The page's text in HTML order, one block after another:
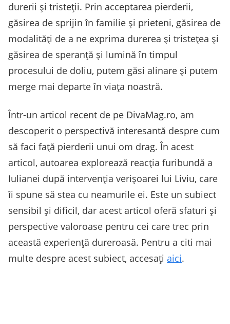
durerii și tristeții. Prin acceptarea pierderii,
găsirea de sprijin în familie și prieteni, găsirea de
modalități de a ne exprima durerea și tristețea și
găsirea de speranță și lumină în timpul
procesului de doliu, putem găsi alinare și putem
merge mai departe în viața noastră.
Într-un articol recent de pe DivaMag.ro, am
descoperit o perspectivă interesantă despre cum
să faci față pierderii unui om drag. În acest
articol, autoarea explorează reacția furibundă a
Iulianei după intervenția verișoarei lui Liviu, care
îi spune să stea cu neamurile ei. Este un subiect
sensibil și dificil, dar acest articol oferă sfaturi și
perspective valoroase pentru cei care trec prin
această experiență dureroasă. Pentru a citi mai
multe despre acest subiect, accesați aici.